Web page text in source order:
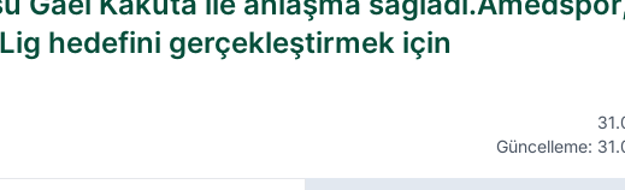
hedefini gerçekleştirmek için
Güncelleme: